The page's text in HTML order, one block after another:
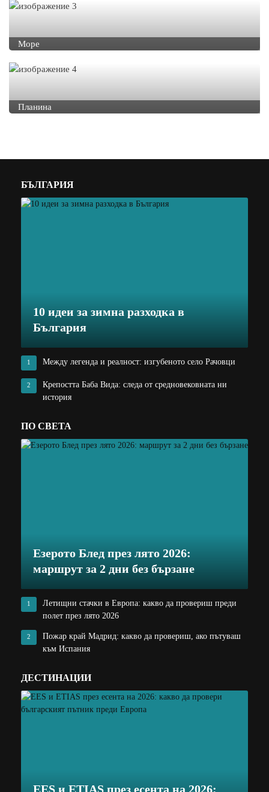
Море
Планина
БЪЛГАРИЯ
10 идеи за зимна разходка в
България
1 Между легенда и реалност: изгубеното село Рачовци
2
Крепостта Баба Вида: следа от средновековната ни
история
ПО СВЕТА
Езерото Блед през лято 2026:
маршрут за 2 дни без бързане
1
Летищни стачки в Европа: какво да провериш преди
полет през лято 2026
2
Пожар край Мадрид: какво да провериш, ако пътуваш
към Испания
ДЕСТИНАЦИИ
EES и ETIAS през есента на 2026: